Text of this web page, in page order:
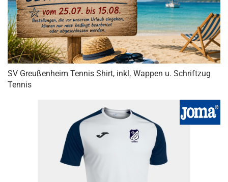
SV Greußenheim Tennis Shirt, inkl. Wappen u. Schriftzug
Tennis